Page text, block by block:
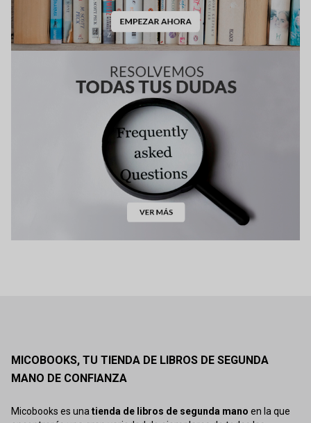
MICOBOOKS, TU TIENDA DE LIBROS DE SEGUNDA
MANO DE CONFIANZA
Micobooks es unatienda de libros de segunda mano en la que